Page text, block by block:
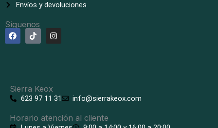
Envíos y devoluciones
Síguenos
F
a
k
T
i
I
n
m
Sierra Keox
623 97 11 31 info@sierrakeox.com
Horario atención al cliente